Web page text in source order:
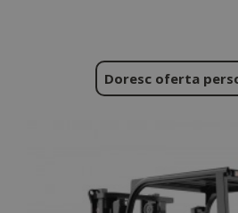
Doresc oferta